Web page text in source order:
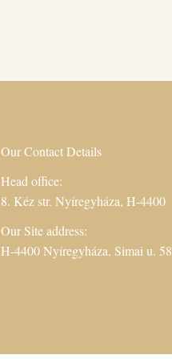
Our Contact Details
Head office:
8. Kéz str. Nyíregyháza, H-4400
Our Site address:
H-4400 Nyíregyháza, Simai u.